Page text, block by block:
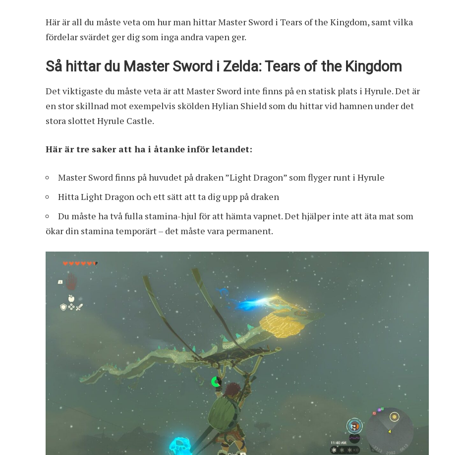
Här är all du måste veta om hur man hittar Master Sword i Tears of the Kingdom, samt vilka
fördelar svärdet ger dig som inga andra vapen ger.
Så hittar du Master Sword i Zelda: Tears of the Kingdom
Det viktigaste du måste veta är att Master Sword inte finns på en statisk plats i Hyrule. Det är
en stor skillnad mot exempelvis skölden Hylian Shield som du hittar vid hamnen under det
stora slottet Hyrule Castle.
Här är tre saker att ha i åtanke inför letandet:
Master Sword finns på huvudet på draken ”Light Dragon” som flyger runt i Hyrule
Hitta Light Dragon och ett sätt att ta dig upp på draken
Du måste ha två fulla stamina-hjul för att hämta vapnet. Det hjälper inte att äta mat som
ökar din stamina temporärt – det måste vara permanent.